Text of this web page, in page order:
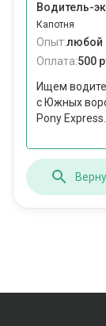
Водитель-
Капотня
Опыт:любой
Оплата:500
Ищем
с Южных
Pony Express...